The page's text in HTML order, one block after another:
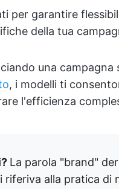
per garantire
della tua
una campagna
, i modelli ti
l'efficienza
La parola "brand"
riferiva alla pratica